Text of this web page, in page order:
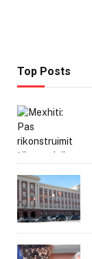
Top Posts